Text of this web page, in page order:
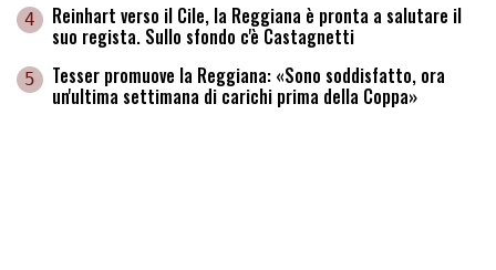
4 Reinhart verso il Cile, la Reggiana è pronta a salutare il
suo regista. Sullo sfondo c'è Castagnetti
5 Tesser promuove la Reggiana: «Sono soddisfatto, ora
un'ultima settimana di carichi prima della Coppa»